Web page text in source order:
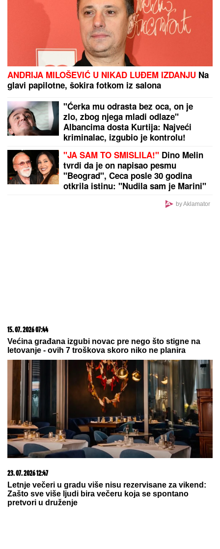
ANDRIJA MILOŠEVIĆ U NIKAD LUĐEM IZDANJU Na
glavi papilotne, šokira fotkom iz salona
"Ćerka mu odrasta bez oca, on je
zlo, zbog njega mladi odlaze"
Albancima dosta Kurtija: Najveći
kriminalac, izgubio je kontrolu!
"JA SAM TO SMISLILA!" Dino Melin
tvrdi da je on napisao pesmu
"Beograd", Ceca posle 30 godina
otkrila istinu: "Nudila sam je Marini"
by Aklamator
15. 07. 2026 07:44
Većina građana izgubi novac pre nego što stigne na
letovanje - ovih 7 troškova skoro niko ne planira
23. 07. 2026 12:47
Letnje večeri u gradu više nisu rezervisane za vikend:
Zašto sve više ljudi bira večeru koja se spontano
pretvori u druženje